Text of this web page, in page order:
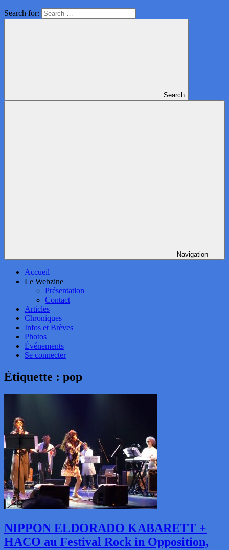
Search for:
Search
Navigation
Accueil
Le Webzine
Présentation
Contact
Articles
Chroniques
Infos et Brèves
Photos
Événements
Se connecter
Étiquette : pop
NIPPON ELDORADO KABARETT +
HACO au Festival Rock in Opposition,